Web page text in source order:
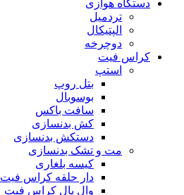
دستگاه هوازی
تردمیل
الپتیکال
دوچرخه
کراس فیت
استپ
بتل روپ
بوسوبال
سافت باکس
کش بدنسازی
دستکش بدنسازی
مت و تشک بدنسازی
کیسه بلغاری
دار حلقه کراس فیت
وال بال کراس فیت